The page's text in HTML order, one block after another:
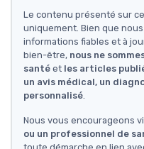
Le contenu présenté sur
uniquement. Bien que
informations fiables et à
bien-être, nous ne
santé et les articles
un avis médical, un
personnalisé.
Nous vous encourageons
ou un professionnel de